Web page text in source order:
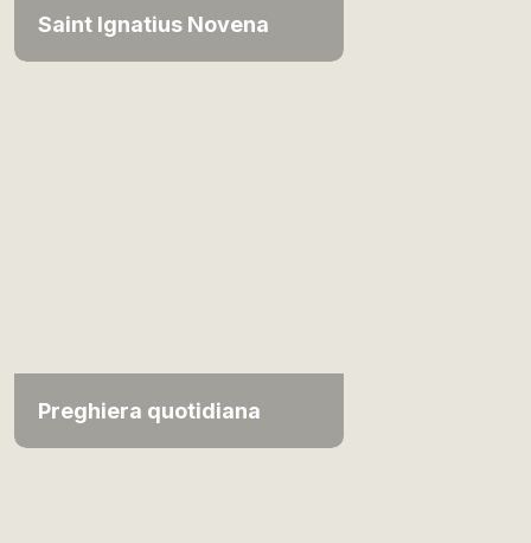
Saint Ignatius Novena
Preghiera quotidiana